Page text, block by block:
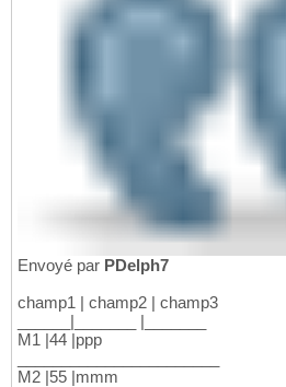
Envoyé par PDelph7
champ1 | champ2 | champ3
______|_______ |_______
M1 |44 |ppp
M2 |55 |mmm